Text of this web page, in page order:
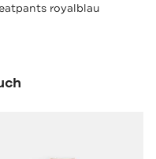
royalblau